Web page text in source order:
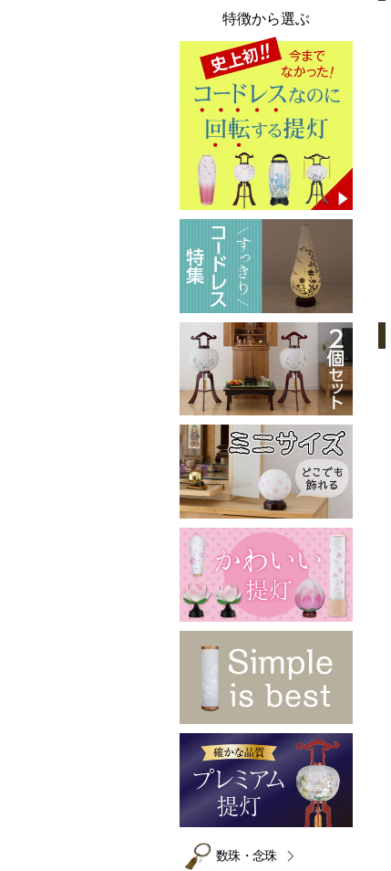
特徴から選ぶ
数珠・念珠